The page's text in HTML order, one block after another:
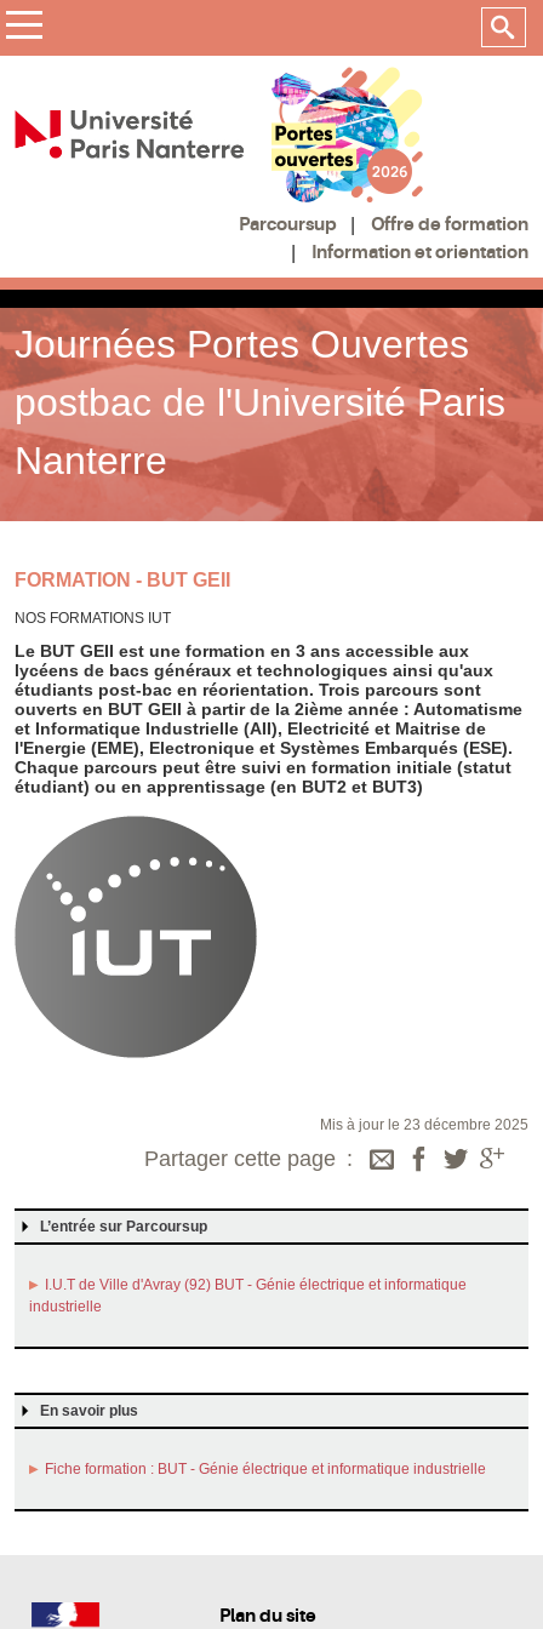
Parcoursup
Offre de formation
Information et orientation
Journées Portes Ouvertes
postbac de l'Université Paris
Nanterre
FORMATION - BUT GEII
NOS FORMATIONS IUT
Le BUT GEII est une formation en 3 ans accessible aux
lycéens de bacs généraux et technologiques ainsi qu'aux
étudiants post-bac en réorientation. Trois parcours sont
ouverts en BUT GEII à partir de la 2ième année : Automatisme
et Informatique Industrielle (AII), Electricité et Maitrise de
l'Energie (EME), Electronique et Systèmes Embarqués (ESE).
Chaque parcours peut être suivi en formation initiale (statut
étudiant) ou en apprentissage (en BUT2 et BUT3)
Mis à jour le 23 décembre 2025
Partager cette page
L’entrée sur Parcoursup
I.U.T de Ville d'Avray (92) BUT - Génie électrique et informatique
industrielle
En savoir plus
Fiche formation : BUT - Génie électrique et informatique industrielle
Plan du site